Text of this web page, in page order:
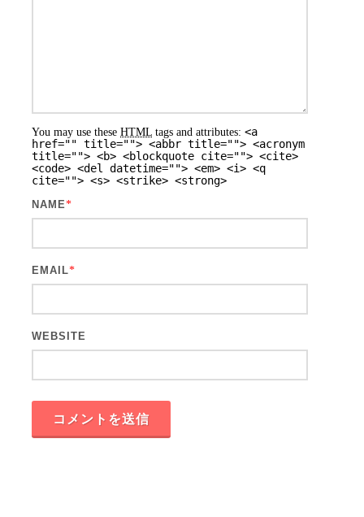
You may use these HTML tags and attributes: <a
href="" title=""> <abbr title=""> <acronym
title=""> <b> <blockquote cite=""> <cite>
<code> <del datetime=""> <em> <i> <q
cite=""> <s> <strike> <strong>
NAME*
EMAIL*
WEBSITE